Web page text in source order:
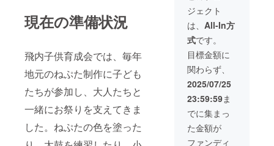
現在の準備状況
飛内子供育成会では、毎年
地元のねぷた制作に子ども
たちが参加し、大人たちと
一緒にお祭りを支えてきま
した。ねぷたの色を塗った
に、ミ
ニねぷ
た絵柄
切り抜
き（額
付き）
＋子供
達の手
書き感
謝状の
盛りだ
くさん
の返礼
品
かに支
援者名
を記載
（希望
者の
み）。
＋手作
り灯籠
＋ねぷ
た柄切
り抜き
をお送
りいた
しま
ジェクト
は、 All-In方
式です。
目標金額に
関わらず、
2025/07/25
23:59:59ま
でに集まっ
た金額が
ファンディ